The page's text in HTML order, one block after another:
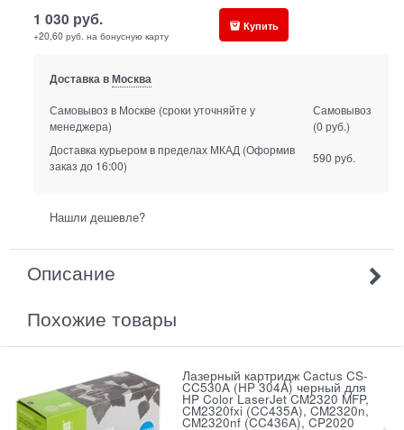
1 030 руб.
+20,60 руб. на бонусную карту
Купить
Доставка вМосква
Самовывоз в Москве (сроки уточняйте у
менеджера)
Самовывоз
(0 руб.)
Доставка курьером в пределах МКАД (Оформив
заказ до 16:00)
590 руб.
Нашли дешевле?
Описание
Похожие товары
Лазерный картридж Cactus CS-
CC530A (HP 304A) черный для
HP Color LaserJet CM2320 MFP,
CM2320fxi (CC435A), CM2320n,
CM2320nf (CC436A), CP2020